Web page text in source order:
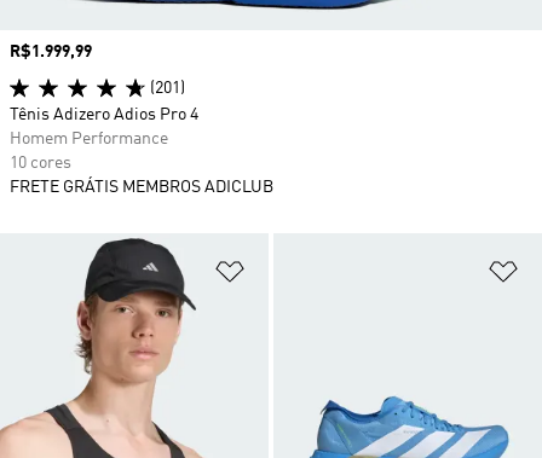
Preço
R$1.999,99
(201)
Tênis Adizero Adios Pro 4
Homem Performance
10 cores
FRETE GRÁTIS MEMBROS ADICLUB